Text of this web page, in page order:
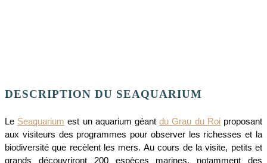
DESCRIPTION DU SEAQUARIUM
Le Seaquarium est un aquarium géantdu Grau du Roiproposant
aux visiteurs des programmes pour observer les richesses et la
biodiversité que recèlent les mers. Au cours de la visite, petits et
grands découvriront 200 espèces marines, notamment des